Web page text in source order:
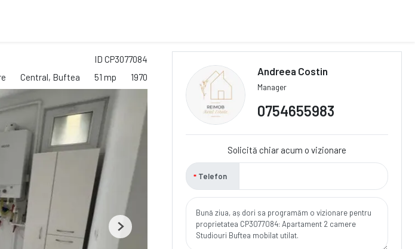
ID CP3077084
Central, Buftea 51 mp 1970
Next
Andreea Costin
Manager
0754655983
Solicită chiar acum o vizionare
Telefon